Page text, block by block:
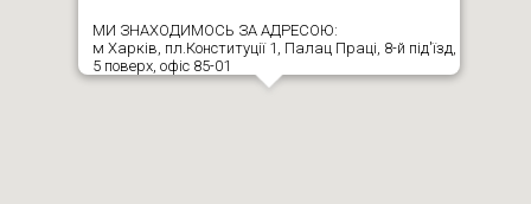
МИ ЗНАХОДИМОСЬ ЗА АДРЕСОЮ:
м Харків, пл.Конституції 1, Палац Праці, 8-й під'їзд,
5 поверх, офіс 85-01